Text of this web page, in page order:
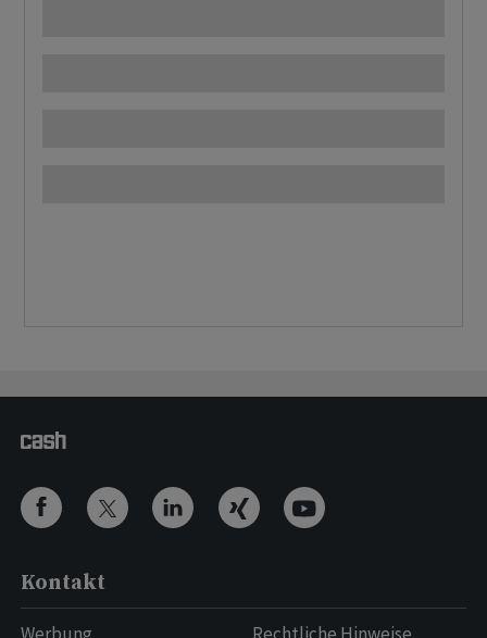
Kontakt